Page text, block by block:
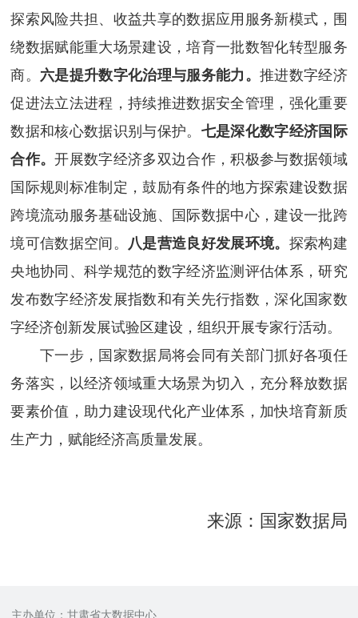
探索风险共担、收益共享的数据应用服务新模式，围
绕数据赋能重大场景建设，培育一批数智化转型服务
商。 六是提升数字化治理与服务能力。 推进数字经济
促进法立法进程，持续推进数据安全管理，强化重要
数据和核心数据识别与保护。 七是深化数字经济国际
合作。开展数字经济多双边合作，积极参与数据领域
国际规则标准制定，鼓励有条件的地方探索建设数据
跨境流动服务基础设施、国际数据中心，建设一批跨
境可信数据空间。 八是营造良好发展环境。 探索构建
央地协同、科学规范的数字经济监测评估体系，研究
发布数字经济发展指数和有关先行指数，深化国家数
字经济创新发展试验区建设，组织开展专家行活动。
下一步，国家数据局将会同有关部门抓好各项任
务落实，以经济领域重大场景为切入，充分释放数据
要素价值，助力建设现代化产业体系，加快培育新质
生产力，赋能经济高质量发展。
来源：国家数据局
主办单位：甘肃省大数据中心